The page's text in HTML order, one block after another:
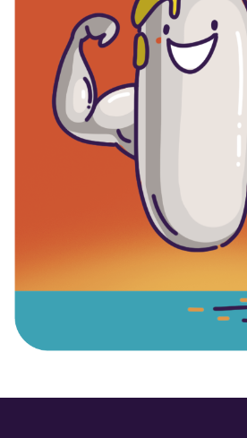
8 800 500-49-66
info@bandaumnikov.ru
Подписаться на рассылки